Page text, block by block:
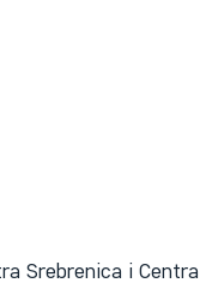
Srebrenica i